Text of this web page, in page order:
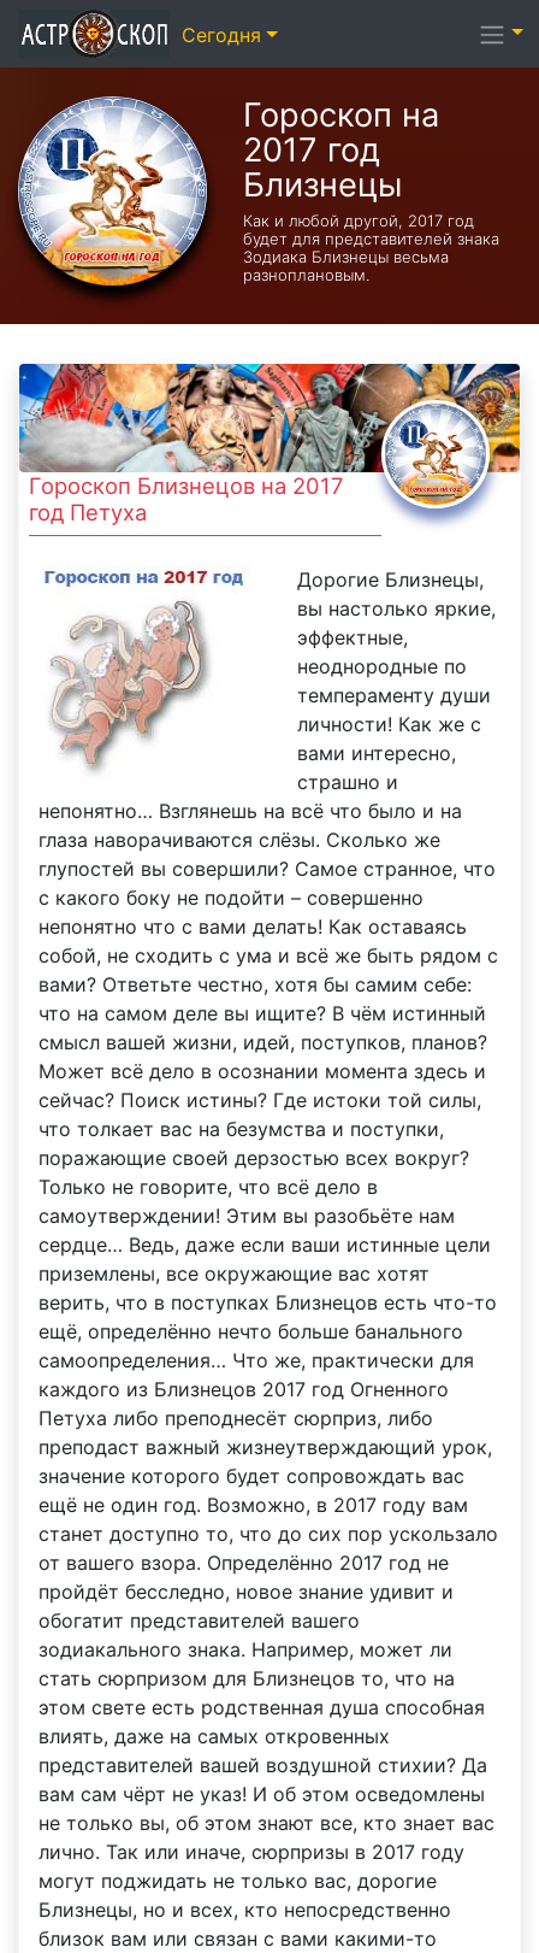
Гороскоп на
2017 год
Близнецы
Как и любой другой, 2017 год
будет для представителей знака
Зодиака Близнецы весьма
разноплановым.
Гороскоп Близнецов на 2017
год Петуха
Дорогие Близнецы,
вы настолько яркие,
эффектные,
неоднородные по
темпераменту души
личности! Как же с
вами интересно,
страшно и
непонятно… Взглянешь на всё что было и на
глаза наворачиваются слёзы. Сколько же
глупостей вы совершили? Самое странное, что
с какого боку не подойти – совершенно
непонятно что с вами делать! Как оставаясь
собой, не сходить с ума и всё же быть рядом с
вами? Ответьте честно, хотя бы самим себе:
что на самом деле вы ищите? В чём истинный
смысл вашей жизни, идей, поступков, планов?
Может всё дело в осознании момента здесь и
сейчас? Поиск истины? Где истоки той силы,
что толкает вас на безумства и поступки,
поражающие своей дерзостью всех вокруг?
Только не говорите, что всё дело в
самоутверждении! Этим вы разобьёте нам
сердце… Ведь, даже если ваши истинные цели
приземлены, все окружающие вас хотят
верить, что в поступках Близнецов есть что-то
ещё, определённо нечто больше банального
самоопределения… Что же, практически для
каждого из Близнецов 2017 год Огненного
Петуха либо преподнесёт сюрприз, либо
преподаст важный жизнеутверждающий урок,
значение которого будет сопровождать вас
ещё не один год. Возможно, в 2017 году вам
станет доступно то, что до сих пор ускользало
от вашего взора. Определённо 2017 год не
пройдёт бесследно, новое знание удивит и
обогатит представителей вашего
зодиакального знака. Например, может ли
стать сюрпризом для Близнецов то, что на
этом свете есть родственная душа способная
влиять, даже на самых откровенных
представителей вашей воздушной стихии? Да
вам сам чёрт не указ! И об этом осведомлены
не только вы, об этом знают все, кто знает вас
лично. Так или иначе, сюрпризы в 2017 году
могут поджидать не только вас, дорогие
Близнецы, но и всех, кто непосредственно
близок вам или связан с вами какими-то
Сегодня